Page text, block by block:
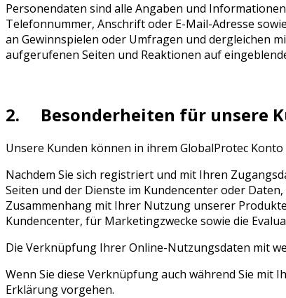
Personendaten sind alle Angaben und
Telefonnummer, Anschrift oder E-Mail-Adresse
an Gewinnspielen oder Umfragen und dergleichen
aufgerufenen Seiten und Reaktionen auf
2. Besonderheiten für unsere
Unsere Kunden können in ihrem GlobalProtec
Nachdem Sie sich registriert und mit Ihren
Seiten und der Dienste im Kundencenter oder
Zusammenhang mit Ihrer Nutzung unserer
Kundencenter, für Marketingzwecke sowie die
Die Verknüpfung Ihrer Online-Nutzungsdaten mit
Wenn Sie diese Verknüpfung auch während Sie mit
Erklärung vorgehen.